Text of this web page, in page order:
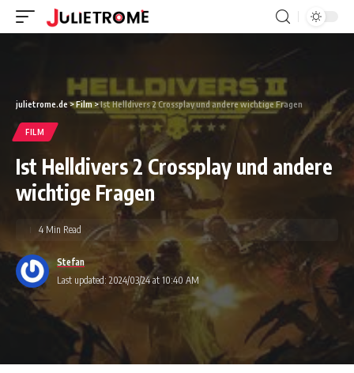
julietrome.de>Film>Ist Helldivers 2 Crossplay und andere wichtige Fragen
FILM
Ist Helldivers 2 Crossplay und andere
wichtige Fragen
Last updated: 2024/03/24 at 10:40 AM
Stefan
4 Min Read